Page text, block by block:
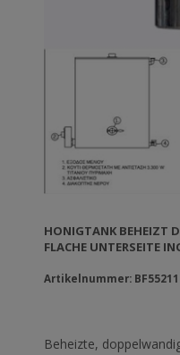
HONIGTANK BEHEIZT
FLACHE UNTERSEITE
Artikelnummer: BF55211
Beheizte,